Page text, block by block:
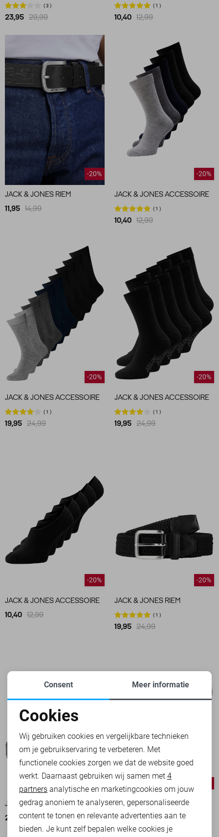
3
23,95 29,99
1
10,40 12,99
-20%
JACK & JONES RIEM
11,95 14,99
-20%
JACK & JONES ACCESSOIRE
1
10,40 12,99
-20%
JACK & JONES ACCESSOIRE
1
19,95 24,99
-20%
JACK & JONES ACCESSOIRE
1
19,95 24,99
-20%
JACK & JONES ACCESSOIRE
10,40 12,99
-20%
JACK & JONES RIEM
1
19,95 24,99
JACK & JONES RIEM
20,95 29,99
JACK & JONES ACCESSOIRE
10,40 12,99
Noodzakelijke cookies
Personalisatie cookies
Analytische cookies
Marketing cookies
Consent Meer informatie
Cookies
Wij gebruiken cookies en vergelijkbare technieken
om je gebruikservaring te verbeteren. Met
functionele cookies zorgen we dat de website goed
werkt. Daarnaast gebruiken wij samen met 4
partners analytische en marketingcookies om jouw
gedrag anoniem te analyseren, gepersonaliseerde
content te tonen en relevante advertenties aan te
bieden. Je kunt zelf bepalen welke cookies je